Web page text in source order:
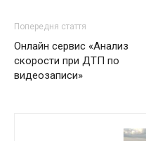
Попередня стаття
Онлайн сервис «Анализ
скорости при ДТП по
видеозаписи»